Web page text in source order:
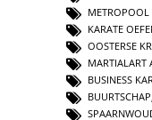
METROPOOL
KARATE
OOSTERSE
MARTIALART
BUSINESS
BUURTSCHAP,